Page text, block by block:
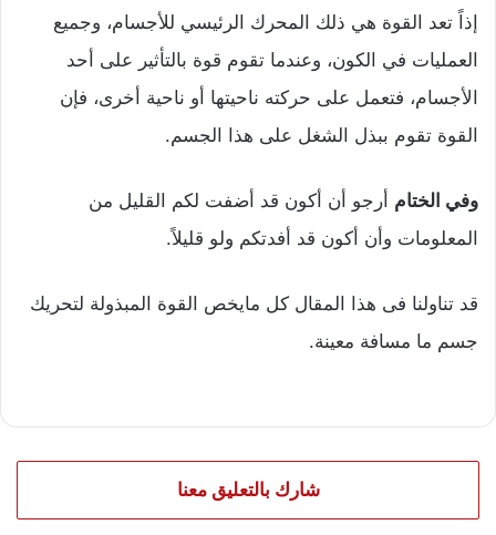
إذاً تعد القوة هي ذلك المحرك الرئيسي للأجسام، وجميع
العمليات في الكون، وعندما تقوم قوة بالتأثير على أحد
الأجسام، فتعمل على حركته ناحيتها أو ناحية أخرى، فإن
القوة تقوم ببذل الشغل على هذا الجسم.
وفي الختام أرجو أن أكون قد أضفت لكم القليل من
المعلومات وأن أكون قد أفدتكم ولو قليلاً.
قد تناولنا فى هذا المقال كل مايخص القوة المبذولة لتحريك
جسم ما مسافة معينة.
شارك بالتعليق معنا